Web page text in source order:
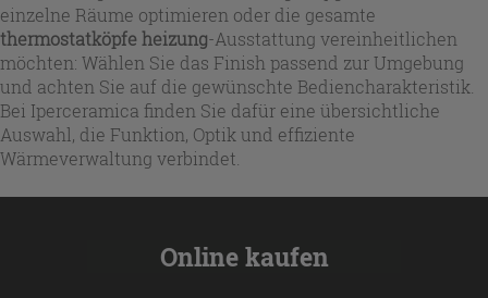
einzelne Räume optimieren oder die gesamte
thermostatköpfe heizung-Ausstattung vereinheitlichen
möchten: Wählen Sie das Finish passend zur Umgebung
und achten Sie auf die gewünschte Bediencharakteristik.
Bei Iperceramica finden Sie dafür eine übersichtliche
Auswahl, die Funktion, Optik und effiziente
Wärmeverwaltung verbindet.
Online kaufen